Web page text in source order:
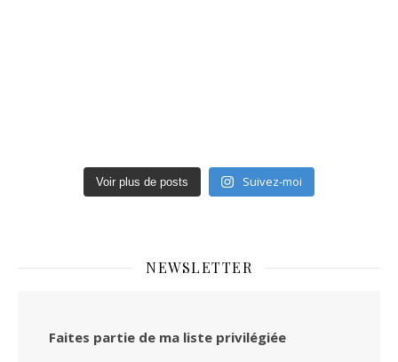
Voir plus de posts Suivez-moi
NEWSLETTER
Faites partie de ma liste privilégiée